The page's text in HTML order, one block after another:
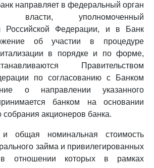
направляет в федеральный орган
власти, уполномоченный
Российской Федерации, и в Банк
об участии в процедуре
в порядке и по форме,
Правительством
по согласованию с Банком
о направлении указанного
банком на основании
акционеров банка.
общая номинальная стоимость
займа и привилегированных
отношении которых в рамках